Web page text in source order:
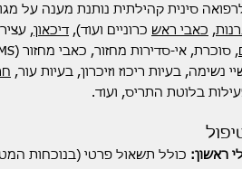
סינית קהילתית נותנת מענה על
, כאבי ראש כרוניים ועוד),דיכאון,
נשימה, בעיות ריכוז וזיכרון, בעיות עור,
בלוטת התריס, ועוד.
ראשון: כולל תשאול פרטי (בנוכחות